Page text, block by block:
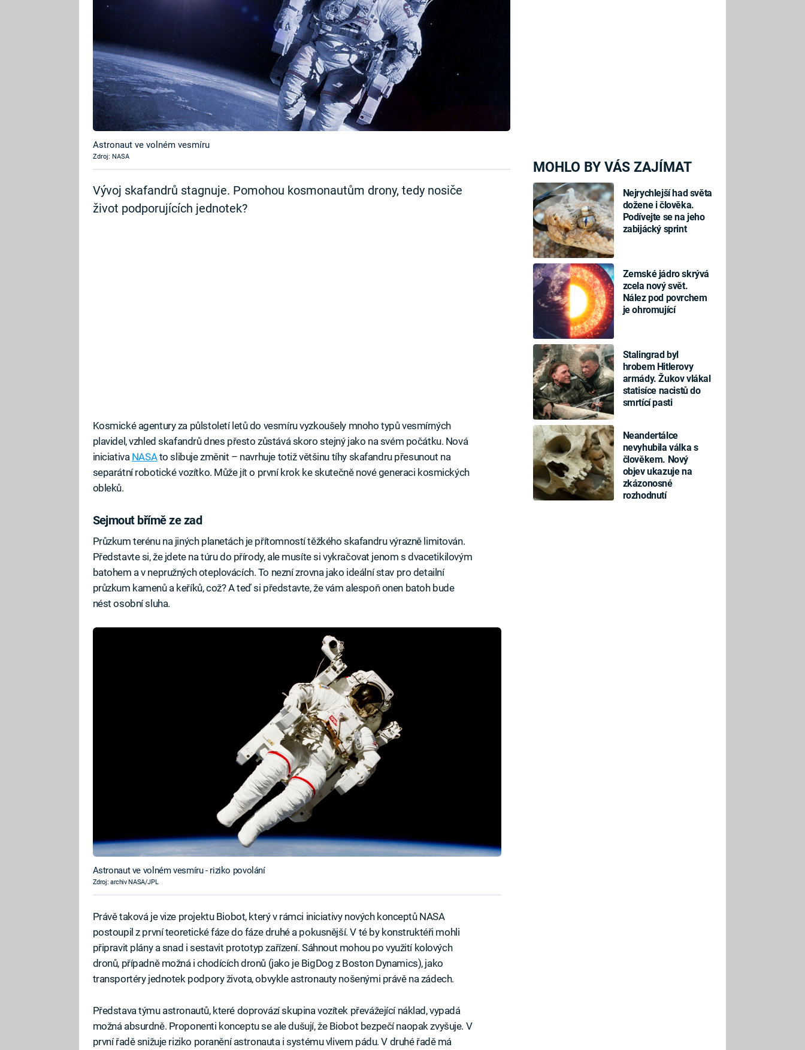
MOHLO BY VÁS ZAJÍMAT
Nejrychlejší had světa
dožene i člověka.
Podívejte se na jeho
zabijácký sprint
Zemské jádro skrývá
zcela nový svět.
Nález pod povrchem
je ohromující
Stalingrad byl
hrobem Hitlerovy
armády. Žukov vlákal
statisíce nacistů do
smrtící pasti
Neandertálce
nevyhubila válka s
člověkem. Nový
objev ukazuje na
zkázonosné
rozhodnutí
Astronaut ve volném vesmíru
Zdroj: NASA
Vývoj skafandrů stagnuje. Pomohou kosmonautům drony, tedy nosiče
život podporujících jednotek?
Kosmické agentury za půlstoletí letů do vesmíru vyzkoušely mnoho typů vesmírných
plavidel, vzhled skafandrů dnes přesto zůstává skoro stejný jako na svém počátku. Nová
iniciativa NASAto slibuje změnit – navrhuje totiž většinu tíhy skafandru přesunout na
separátní robotické vozítko. Může jít o první krok ke skutečně nové generaci kosmických
obleků.
Sejmout břímě ze zad
Průzkum terénu na jiných planetách je přítomností těžkého skafandru výrazně limitován.
Představte si, že jdete na túru do přírody, ale musíte si vykračovat jenom s dvacetikilovým
batohem a v nepružných oteplovácích. To nezní zrovna jako ideální stav pro detailní
průzkum kamenů a keříků, což? A teď si představte, že vám alespoň onen batoh bude
nést osobní sluha.
Astronaut ve volném vesmíru - riziko povolání
Zdroj: archiv NASA/JPL
Právě taková je vize projektu Biobot, který v rámci iniciativy nových konceptů NASA
postoupil z první teoretické fáze do fáze druhé a pokusnější. V té by konstruktéři mohli
připravit plány a snad i sestavit prototyp zařízení. Sáhnout mohou po využití kolových
dronů, případně možná i chodících dronů (jako je BigDog z Boston Dynamics), jako
transportéry jednotek podpory života, obvykle astronauty nošenými právě na zádech.
Představa týmu astronautů, které doprovází skupina vozítek převážející náklad, vypadá
možná absurdně. Proponenti konceptu se ale dušují, že Biobot bezpečí naopak zvyšuje. V
první řadě snižuje riziko poranění astronauta i systému vlivem pádu. V druhé řadě má